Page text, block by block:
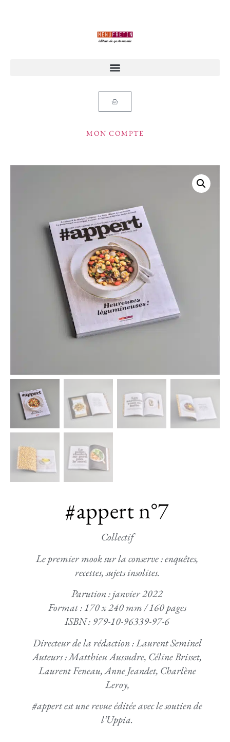
MON COMPTE
#appert n°7
Collectif
Le premier mook sur la conserve : enquêtes,
recettes, sujets insolites.
Parution : janvier 2022
Format : 170 x 240 mm / 160 pages
ISBN : 979-10-96339-97-6
Directeur de la rédaction : Laurent Seminel
Auteurs : Matthieu Aussudre, Céline Brisset,
Laurent Feneau, Anne Jeandet, Charlène
Leroy,
#appert est une revue éditée avec le soutien de
l’Uppia.